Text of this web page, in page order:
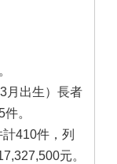
月出生）長者
。
410件，列
元。